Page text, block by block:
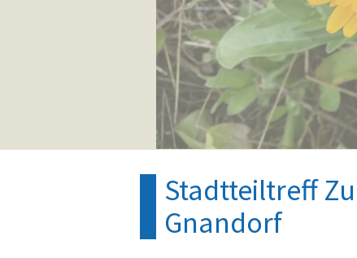
Stadtteiltreff
Gnandorf